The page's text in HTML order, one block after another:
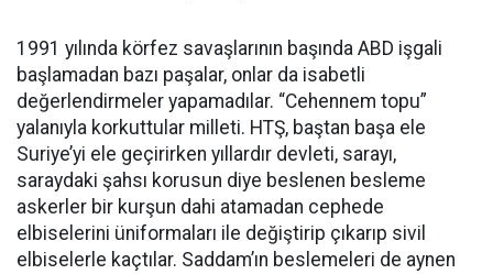
1991 yılında körfez savaşlarının başında ABD işgali
başlamadan bazı paşalar, onlar da isabetli
değerlendirmeler yapamadılar. “Cehennem topu”
yalanıyla korkuttular milleti. HTŞ, baştan başa ele
Suriye’yi ele geçirirken yıllardır devleti, sarayı,
saraydaki şahsı korusun diye beslenen besleme
askerler bir kurşun dahi atamadan cephede
elbiselerini üniformaları ile değiştirip çıkarıp sivil
elbiselerle kaçtılar. Saddam’ın beslemeleri de aynen